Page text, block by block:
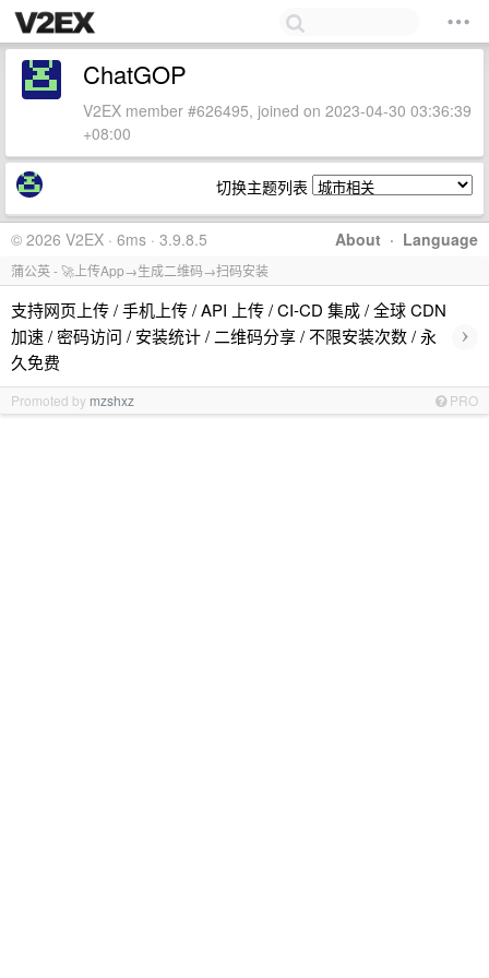
ChatGOP
V2EX member #626495, joined on 2023-04-30 03:36:39
+08:00
切换主题列表
About · Language
© 2026 V2EX · 6ms · 3.9.8.5
蒲公英 - 🚀上传App→生成二维码→扫码安装
支持网页上传 / 手机上传 / API 上传 / CI-CD 集成 / 全球 CDN
加速 / 密码访问 / 安装统计 / 二维码分享 / 不限安装次数 / 永
久免费
›
Promoted by mzshxz PRO